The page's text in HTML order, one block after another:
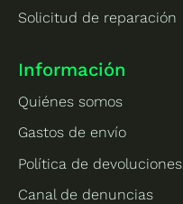
Solicitud de reparación
Información
Quiénes somos
Gastos de envío
Política de devoluciones
Canal de denuncias